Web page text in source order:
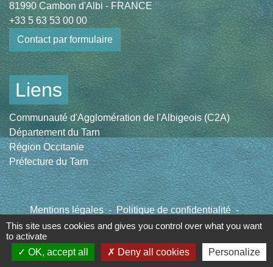
81990 Cambon d'Albi - FRANCE
+33 5 63 53 00 00
Contact par formulaire
Liens
Communauté d'Agglomération de l'Albigeois (C2A)
Département du Tarn
Région Occitanie
Préfecture du Tarn
Mentions légales - Politique de confidentialité -
Accessibilité - Plan du site - Gestion des cookies
Site créé en partenariat avec Réseau des Communes
This site uses cookies and gives you control over what you want
to activate
OK, accept all
Deny all cookies Personalize